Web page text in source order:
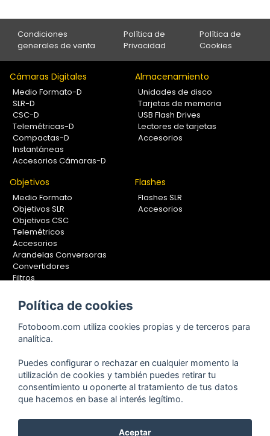
Condiciones
generales de venta
Política de
Privacidad
Política de
Cookies
Cámaras Digitales
Medio Formato-D
SLR-D
CSC-D
Telemétricas-D
Compactas-D
Instantáneas
Accesorios Cámaras-D
Almacenamiento
Unidades de disco
Tarjetas de memoria
USB Flash Drives
Lectores de tarjetas
Accesorios
Objetivos
Medio Formato
Objetivos SLR
Objetivos CSC
Telemétricos
Accesorios
Arandelas Conversoras
Convertidores
Filtros
Calibradores
Flashes
Flashes SLR
Accesorios
Soportes Fotografía
Monopiés
Trípodes
Kit Completos
Accesorios
Copyright © 2001-2024, Fotoboom, Fotonet, S.L. CIF. B-83430587
Política de cookies
Fotoboom.com utiliza cookies propias y de terceros para
analítica.
Puedes configurar o rechazar en cualquier momento la
utilización de cookies y también puedes retirar tu
consentimiento u oponerte al tratamiento de tus datos
que hacemos en base al interés legítimo.
Aceptar